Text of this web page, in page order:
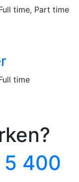
time, Part time
time
5 400